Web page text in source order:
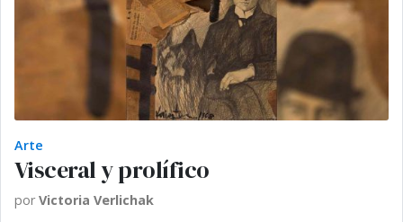
Arte
Visceral y prolífico
porVictoria Verlichak